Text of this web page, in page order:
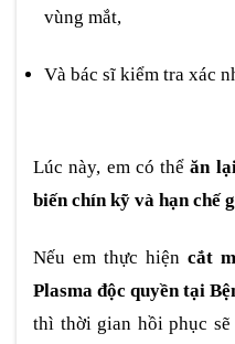
vùng mắt,
Và bác sĩ kiểm tra xác
Lúc này, em có thểăn
biến chín kỹ và hạn chế
Nếu em thực hiện cắt
Plasma độc quyền tại
thì thời gian hồi phục sẽ